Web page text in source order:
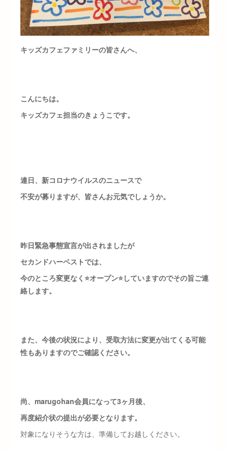
キッズカフェファミリーの皆さんへ、
こんにちは。
キッズカフェ担当のきょうこです。
連日、新コロナウイルスのニュースで
不安が募りますが、皆さんお元気でしょうか。
昨日緊急事態宣言が出されましたが
セカンドハーベストでは、
今のところ変更なく⭐️オープン⭐️していますのでその旨ご連
絡します。
また、今後の状況により、受取方法に変更が出てくる可能
性もありますのでご確認ください。
尚、marugohan会員になって3ヶ月後、
再度紹介状の提出が必要となります。
対象になりそうな方は、準備してお越しください。